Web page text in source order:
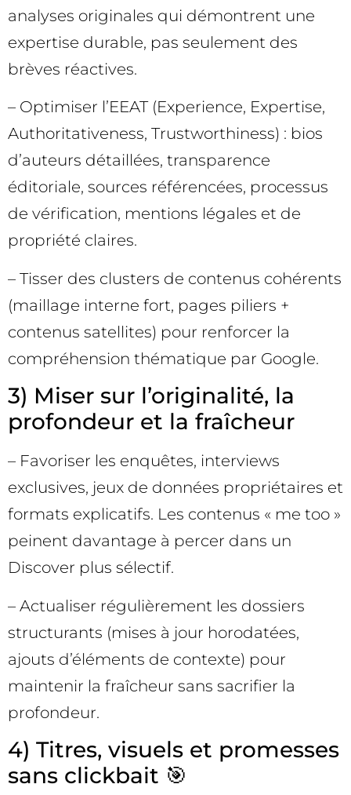
analyses originales qui démontrent une
expertise durable, pas seulement des
brèves réactives.
– Optimiser l’EEAT (Experience, Expertise,
Authoritativeness, Trustworthiness) : bios
d’auteurs détaillées, transparence
éditoriale, sources référencées, processus
de vérification, mentions légales et de
propriété claires.
– Tisser des clusters de contenus cohérents
(maillage interne fort, pages piliers +
contenus satellites) pour renforcer la
compréhension thématique par Google.
3) Miser sur l’originalité, la
profondeur et la fraîcheur
– Favoriser les enquêtes, interviews
exclusives, jeux de données propriétaires et
formats explicatifs. Les contenus « me too »
peinent davantage à percer dans un
Discover plus sélectif.
– Actualiser régulièrement les dossiers
structurants (mises à jour horodatées,
ajouts d’éléments de contexte) pour
maintenir la fraîcheur sans sacrifier la
profondeur.
4) Titres, visuels et promesses
sans clickbait 🎯